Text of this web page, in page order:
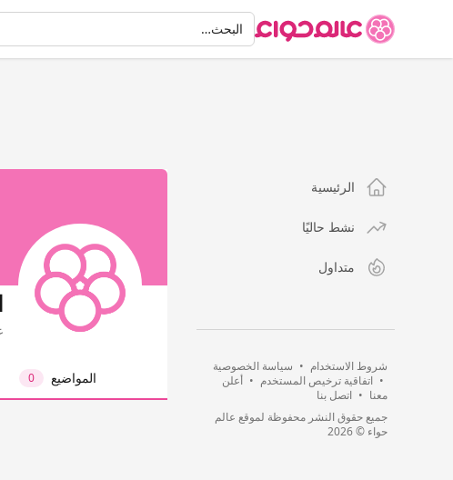
البحثالبحث…
الرئيسية
نشط حاليًا
متداول
شروط الاستخدام • سياسة الخصوصية
• اتفاقية ترخيص المستخدم • أعلن
معنا • اتصل بنا
جميع حقوق النشر محفوظة لموقع عالم
حواء © 2026
المواضيع 0